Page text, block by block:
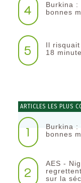
4
Burkina :
bonnes
5
Il
18
ARTICLES LES PLUS
1
Burkina :
bonnes
2
AES -
sur la